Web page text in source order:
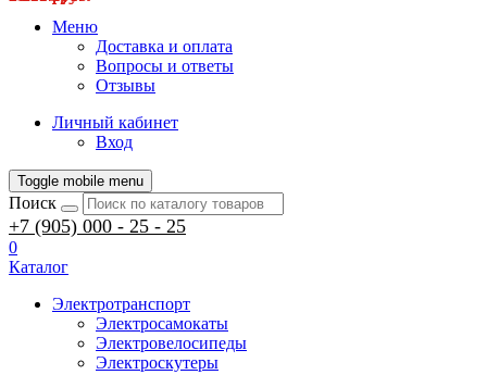
Меню
Доставка и оплата
Вопросы и ответы
Отзывы
Личный кабинет
Вход
Toggle mobile menu
Поиск
+7 (905) 000 - 25 - 25
0
Каталог
Электротранспорт
Электросамокаты
Электровелосипеды
Электроскутеры